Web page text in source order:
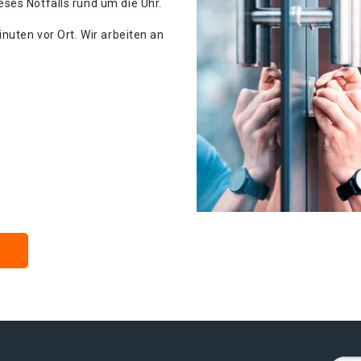
Notfalls rund um die Uhr.
vor Ort. Wir arbeiten an